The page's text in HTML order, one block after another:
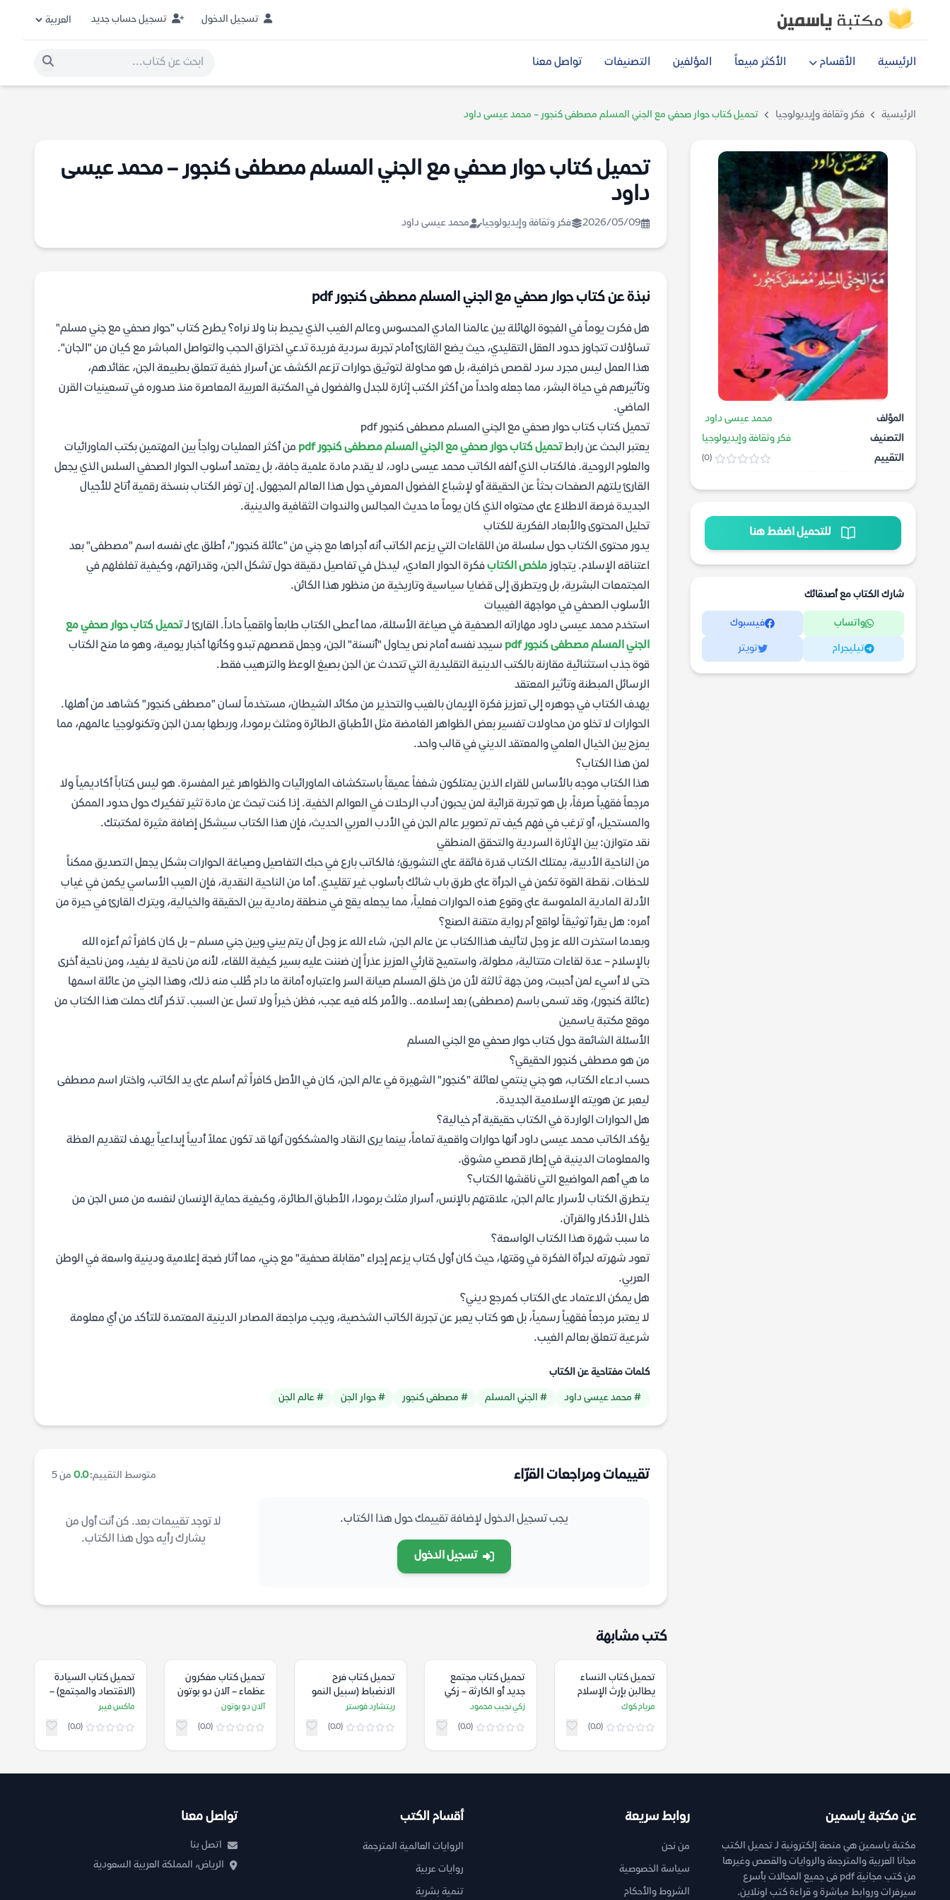
تسجيل الدخول تسجيل حساب جديد
الرئيسية الأقسام الأكثر مبيعاً المؤلفين التصنيفات تواصل معنا
الرئيسية فكر وثقافة وإيديولوجيا تحميل كتاب حوار صحفي مع الجني المسلم مصطفى كنجور – محمد عيسى داود
المؤلف
محمد عيسى داود
التصنيف
فكر وثقافة وإيديولوجيا
التقييم
(0)
للتحميل اضغط هنا
شارك الكتاب مع أصدقائك
واتساب فيسبوك
تيليجرام تويتر
تحميل كتاب حوار صحفي مع الجني المسلم مصطفى كنجور – محمد عيسى
داود
2026/05/09 فكر وثقافة وإيديولوجيا محمد عيسى داود
نبذة عن كتاب حوار صحفي مع الجني المسلم مصطفى كنجور pdf
هل فكرت يوماً في الفجوة الهائلة بين عالمنا المادي المحسوس وعالم الغيب الذي يحيط بنا ولا نراه؟ يطرح كتاب "حوار صحفي مع جني مسلم"
تساؤلات تتجاوز حدود العقل التقليدي، حيث يضع القارئ أمام تجربة سردية فريدة تدعي اختراق الحجب والتواصل المباشر مع كيان من "الجان".
هذا العمل ليس مجرد سرد لقصص خرافية، بل هو محاولة لتوثيق حوارات تزعم الكشف عن أسرار خفية تتعلق بطبيعة الجن، عقائدهم،
وتأثيرهم في حياة البشر، مما جعله واحداً من أكثر الكتب إثارة للجدل والفضول في المكتبة العربية المعاصرة منذ صدوره في تسعينيات القرن
الماضي.
تحميل كتاب كتاب حوار صحفي مع الجني المسلم مصطفى كنجور pdf
يعتبر البحث عن رابطتحميل كتاب حوار صحفي مع الجني المسلم مصطفى كنجور pdf
من أكثر العمليات رواجاً بين المهتمين بكتب الماورائيات
والعلوم الروحية. فالكتاب الذي ألفه الكاتب محمد عيسى داود، لا يقدم مادة علمية جافة، بل يعتمد أسلوب الحوار الصحفي السلس الذي يجعل
القارئ يلتهم الصفحات بحثاً عن الحقيقة أو لإشباع الفضول المعرفي حول هذا العالم المجهول. إن توفر الكتاب بنسخة رقمية أتاح للأجيال
الجديدة فرصة الاطلاع على محتواه الذي كان يوماً ما حديث المجالس والندوات الثقافية والدينية.
تحليل المحتوى والأبعاد الفكرية للكتاب
يدور محتوى الكتاب حول سلسلة من اللقاءات التي يزعم الكاتب أنه أجراها مع جني من "عائلة كنجور"، أطلق على نفسه اسم "مصطفى" بعد
اعتناقه الإسلام. يتجاوزملخص الكتابفكرة الحوار العادي، ليدخل في تفاصيل دقيقة حول تشكل الجن، وقدراتهم، وكيفية تغلغلهم في
المجتمعات البشرية، بل ويتطرق إلى قضايا سياسية وتاريخية من منظور هذا الكائن.
الأسلوب الصحفي في مواجهة الغيبيات
استخدم محمد عيسى داود مهاراته الصحفية في صياغة الأسئلة، مما أعطى الكتاب طابعاً واقعياً حاداً. القارئ لـتحميل كتاب حوار صحفي مع
الجني المسلم مصطفى كنجور pdf
سيجد نفسه أمام نص يحاول "أنسنة" الجن، وجعل قصصهم تبدو وكأنها أخبار يومية، وهو ما منح الكتاب
قوة جذب استثنائية مقارنة بالكتب الدينية التقليدية التي تتحدث عن الجن بصيغ الوعظ والترهيب فقط.
الرسائل المبطنة وتأثير المعتقد
يهدف الكتاب في جوهره إلى تعزيز فكرة الإيمان بالغيب والتحذير من مكائد الشيطان، مستخدماً لسان "مصطفى كنجور" كشاهد من أهلها.
الحوارات لا تخلو من محاولات تفسير بعض الظواهر الغامضة مثل الأطباق الطائرة ومثلث برمودا، وربطها بمدن الجن وتكنولوجيا عالمهم، مما
يمزج بين الخيال العلمي والمعتقد الديني في قالب واحد.
لمن هذا الكتاب؟
هذا الكتاب موجه بالأساس للقراء الذين يمتلكون شغفاً عميقاً باستكشاف الماورائيات والظواهر غير المفسرة. هو ليس كتاباً أكاديمياً ولا
مرجعاً فقهياً صرفاً، بل هو تجربة قرائية لمن يحبون أدب الرحلات في العوالم الخفية. إذا كنت تبحث عن مادة تثير تفكيرك حول حدود الممكن
والمستحيل، أو ترغب في فهم كيف تم تصوير عالم الجن في الأدب العربي الحديث، فإن هذا الكتاب سيشكل إضافة مثيرة لمكتبتك.
نقد متوازن: بين الإثارة السردية والتحقق المنطقي
من الناحية الأدبية، يمتلك الكتاب قدرة فائقة على التشويق؛ فالكاتب بارع في حبك التفاصيل وصياغة الحوارات بشكل يجعل التصديق ممكناً
للحظات. نقطة القوة تكمن في الجرأة على طرق باب شائك بأسلوب غير تقليدي. أما من الناحية النقدية، فإن العيب الأساسي يكمن في غياب
الأدلة المادية الملموسة على وقوع هذه الحوارات فعلياً، مما يجعله يقع في منطقة رمادية بين الحقيقة والخيالية، ويترك القارئ في حيرة من
أمره: هل يقرأ توثيقاً لواقع أم رواية متقنة الصنع؟
وبعدما استخرت الله عز وجل لتأليف هذاالكتاب عن عالم الجن، شاء الله عز وجل أن يتم بيني وبين جني مسلم – بل كان كافراً ثم أعزه الله
بالإسلام – عدة لقاءات متتالية، مطولة، واستميح قارئي العزيز عذراً إن ضننت عليه بسير كيفية اللقاء، لأنه من ناحية لا يفيد، ومن ناحية أخرى
حتى لا أسيء لمن أحببت، ومن جهة ثالثة لأن من خلق المسلم صيانة السر واعتباره أمانة ما دام طُلب منه ذلك، وهذا الجني من عائلة اسمها
(عائلة كنجور)، وقد تسمى باسم (مصطفى) بعد إسلامه.. والأمر كله فيه عجب، فظن خيراً ولا تسل عن السبب. تذكر أنك حملت هذا الكتاب من
موقع مكتبة ياسمين
الأسئلة الشائعة حول كتاب حوار صحفي مع الجني المسلم
من هو مصطفى كنجور الحقيقي؟
حسب ادعاء الكتاب، هو جني ينتمي لعائلة "كنجور" الشهيرة في عالم الجن، كان في الأصل كافراً ثم أسلم على يد الكاتب، واختار اسم مصطفى
ليعبر عن هويته الإسلامية الجديدة.
هل الحوارات الواردة في الكتاب حقيقية أم خيالية؟
يؤكد الكاتب محمد عيسى داود أنها حوارات واقعية تماماً، بينما يرى النقاد والمشككون أنها قد تكون عملاً أدبياً إبداعياً يهدف لتقديم العظة
والمعلومات الدينية في إطار قصصي مشوق.
ما هي أهم المواضيع التي ناقشها الكتاب؟
يتطرق الكتاب لأسرار عالم الجن، علاقتهم بالإنس، أسرار مثلث برمودا، الأطباق الطائرة، وكيفية حماية الإنسان لنفسه من مس الجن من
خلال الأذكار والقرآن.
ما سبب شهرة هذا الكتاب الواسعة؟
تعود شهرته لجرأة الفكرة في وقتها، حيث كان أول كتاب يزعم إجراء "مقابلة صحفية" مع جني، مما أثار ضجة إعلامية ودينية واسعة في الوطن
العربي.
هل يمكن الاعتماد على الكتاب كمرجع ديني؟
لا يعتبر مرجعاً فقهياً رسمياً، بل هو كتاب يعبر عن تجربة الكاتب الشخصية، ويجب مراجعة المصادر الدينية المعتمدة للتأكد من أي معلومة
شرعية تتعلق بعالم الغيب.
كلمات مفتاحية عن الكتاب
# محمد عيسى داود # الجني المسلم # مصطفى كنجور # حوار الجن # عالم الجن
تقييمات ومراجعات القرّاء متوسط التقييم:0.0 من 5
يجب تسجيل الدخول لإضافة تقييمك حول هذا الكتاب.
تسجيل الدخول
لا توجد تقييمات بعد. كن أنت أول من
يشارك رأيه حول هذا الكتاب.
كتب مشابهة
تحميل كتاب النساء
يطالبن بإرث الإسلام
(صياغة نسوية
إسلامية من خلال
الأدب) – مريام كوك
مريام كوك
(0.0)
تحميل كتاب مجتمع
جديد أو الكارثة – زكي
نجيب محمود
زكي نجيب محمود
(0.0)
تحميل كتاب ‫فرح
الانضباط (سبيل النمو
الروحي) – ريتشارد
ريتشارد فوستر
(0.0)
تحميل كتاب مفكرون
عظماء – آلان دو بوتون
آلان دو بوتون
(0.0)
تحميل كتاب السيادة
(الاقتصاد والمجتمع) –
ماكس فيبر
ماكس فيبر
(0.0)
عن مكتبة ياسمين
مكتبة ياسمين هي منصة إلكترونية لـ تحميل الكتب
مجانا العربية والمترجمة والروايات والقصص وغيرها
من كتب مجانية pdf فى جميع المجالات بأسرع
سيرفرات وروابط مباشرة و قراءة كتب اونلاين.
روابط سريعة
من نحن
سياسة الخصوصية
الشروط والأحكام
أقسام الكتب
الروايات العالمية المترجمة
روايات عربية
تنمية بشرية
تواصل معنا
اتصل بنا
الرياض، المملكة العربية السعودية